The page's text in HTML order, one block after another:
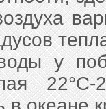
у
22°С-